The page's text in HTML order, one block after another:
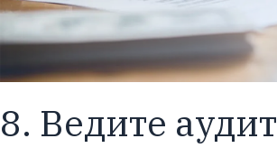
8. Ведите аудит